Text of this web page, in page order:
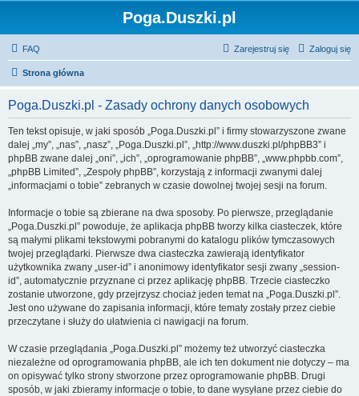
Poga.Duszki.pl
FAQ Zaloguj się
Zarejestruj się
Strona główna
Poga.Duszki.pl - Zasady ochrony danych osobowych
Ten tekst opisuje, w jaki sposób „Poga.Duszki.pl” i firmy stowarzyszone zwane
dalej „my”, „nas”, „nasz”, „Poga.Duszki.pl”, „http://www.duszki.pl/phpBB3” i
phpBB zwane dalej „oni”, „ich”, „oprogramowanie phpBB”, „www.phpbb.com”,
„phpBB Limited”, „Zespoły phpBB”, korzystają z informacji zwanymi dalej
„informacjami o tobie” zebranych w czasie dowolnej twojej sesji na forum.
Informacje o tobie są zbierane na dwa sposoby. Po pierwsze, przeglądanie
„Poga.Duszki.pl” powoduje, że aplikacja phpBB tworzy kilka ciasteczek, które
są małymi plikami tekstowymi pobranymi do katalogu plików tymczasowych
twojej przeglądarki. Pierwsze dwa ciasteczka zawierają identyfikator
użytkownika zwany „user-id” i anonimowy identyfikator sesji zwany „session-
id”, automatycznie przyznane ci przez aplikację phpBB. Trzecie ciasteczko
zostanie utworzone, gdy przejrzysz chociaż jeden temat na „Poga.Duszki.pl”.
Jest ono używane do zapisania informacji, które tematy zostały przez ciebie
przeczytane i służy do ułatwienia ci nawigacji na forum.
W czasie przeglądania „Poga.Duszki.pl” możemy też utworzyć ciasteczka
niezależne od oprogramowania phpBB, ale ich ten dokument nie dotyczy – ma
on opisywać tylko strony stworzone przez oprogramowanie phpBB. Drugi
sposób, w jaki zbieramy informacje o tobie, to dane wysyłane przez ciebie do